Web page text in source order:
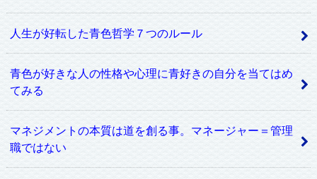
人生が好転した青色哲学７つのルール
青色が好きな人の性格や心理に青好きの自分を当てはめ
てみる
マネジメントの本質は道を創る事。マネージャー＝管理
職ではない